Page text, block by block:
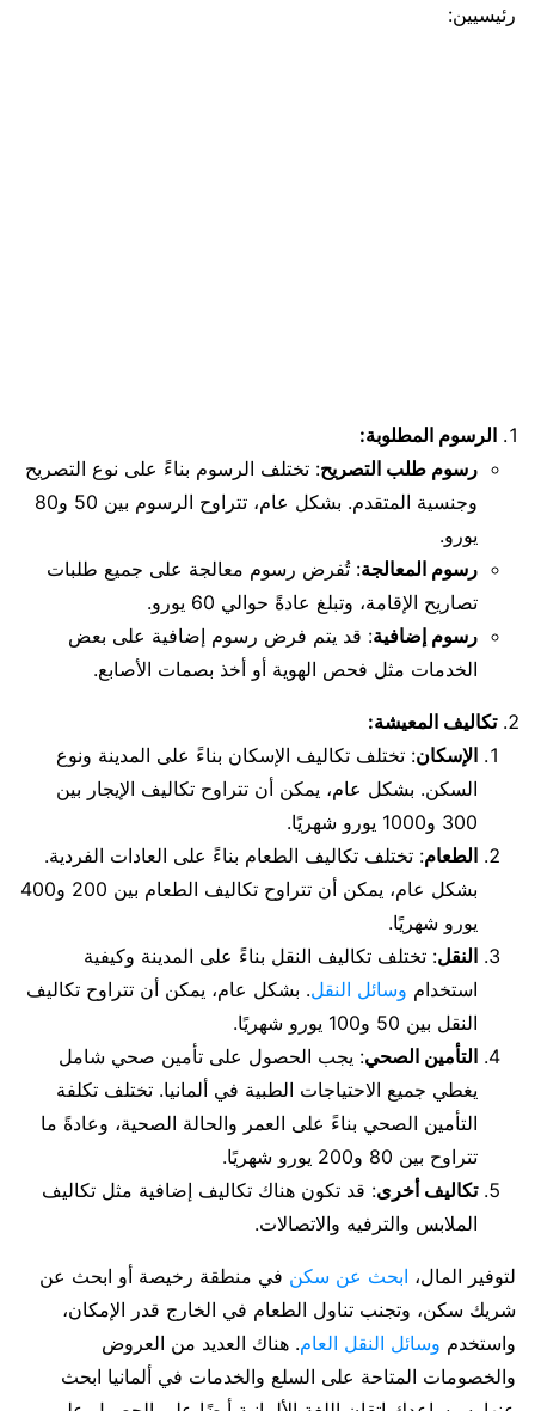
رئيسيين:
الرسوم المطلوبة:
رسوم طلب التصريح: تختلف الرسوم بناءً على نوع التصريح
وجنسية المتقدم. بشكل عام، تتراوح الرسوم بين 50 و80
يورو.
رسوم المعالجة: تُفرض رسوم معالجة على جميع طلبات
تصاريح الإقامة، وتبلغ عادةً حوالي 60 يورو.
رسوم إضافية: قد يتم فرض رسوم إضافية على بعض
الخدمات مثل فحص الهوية أو أخذ بصمات الأصابع.
تكاليف المعيشة:
الإسكان: تختلف تكاليف الإسكان بناءً على المدينة ونوع
السكن. بشكل عام، يمكن أن تتراوح تكاليف الإيجار بين
300 و1000 يورو شهريًا.
الطعام: تختلف تكاليف الطعام بناءً على العادات الفردية.
بشكل عام، يمكن أن تتراوح تكاليف الطعام بين 200 و400
يورو شهريًا.
النقل: تختلف تكاليف النقل بناءً على المدينة وكيفية
استخدام وسائل النقل. بشكل عام، يمكن أن تتراوح تكاليف
النقل بين 50 و100 يورو شهريًا.
التأمين الصحي: يجب الحصول على تأمين صحي شامل
يغطي جميع الاحتياجات الطبية في ألمانيا. تختلف تكلفة
التأمين الصحي بناءً على العمر والحالة الصحية، وعادةً ما
تتراوح بين 80 و200 يورو شهريًا.
تكاليف أخرى: قد تكون هناك تكاليف إضافية مثل تكاليف
الملابس والترفيه والاتصالات.
لتوفير المال، ابحث عن سكن في منطقة رخيصة أو ابحث عن
شريك سكن، وتجنب تناول الطعام في الخارج قدر الإمكان،
واستخدم وسائل النقل العام. هناك العديد من العروض
والخصومات المتاحة على السلع والخدمات في ألمانيا ابحث